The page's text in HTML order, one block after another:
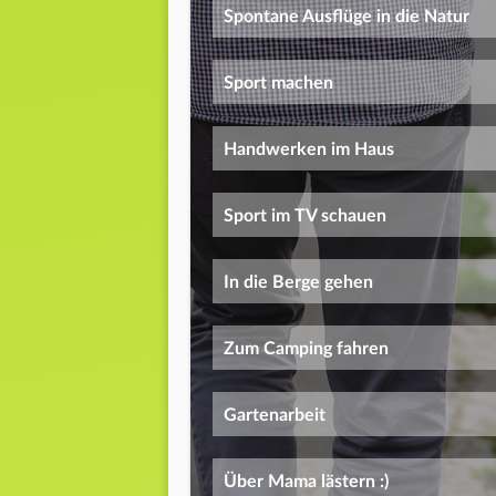
Spontane Ausflüge in die Natur
Sport machen
Handwerken im Haus
Sport im TV schauen
In die Berge gehen
Zum Camping fahren
Gartenarbeit
Über Mama lästern :)